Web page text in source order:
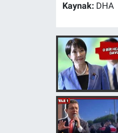
Kaynak: DHA
Yerel Gündem
Yerel Yaşam
Canlı Yayın